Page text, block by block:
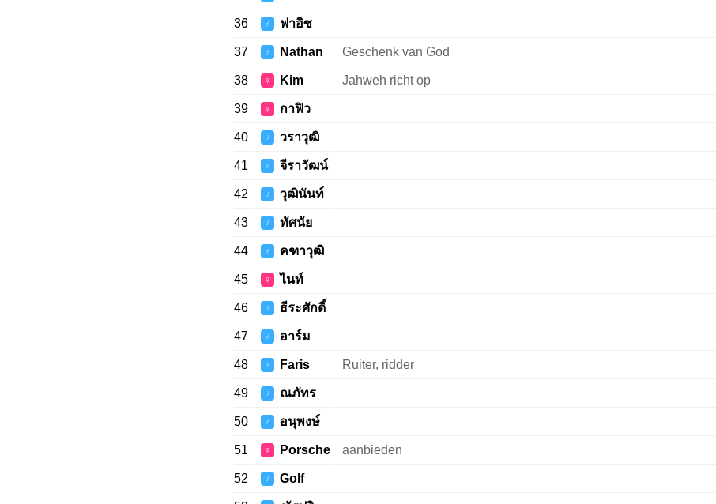
36 ♂ ฟาอิซ
37 ♂ Nathan Geschenk van God
38 ♀ Kim Jahweh richt op
39 ♀ กาฟิว
40 ♂ วราวุฒิ
41 ♂ จีราวัฒน์
42 ♂ วุฒินันท์
43 ♂ ทัศนัย
44 ♂ คฑาวุฒิ
45 ♀ ไนท์
46 ♂ ธีระศักดิ์
47 ♂ อาร์ม
48 ♂ Faris Ruiter, ridder
49 ♂ ณภัทร
50 ♂ อนุพงษ์
51 ♀ Porsche aanbieden
52 ♂ Golf